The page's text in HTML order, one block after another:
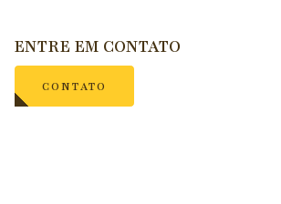
ENTRE EM CONTATO
CONTATO